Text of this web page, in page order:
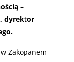
–
dyrektor
Zakopanem